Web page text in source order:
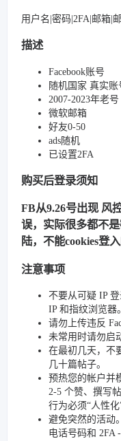
用户名|密码|2FA|邮箱|
描述
Facebook账号
随机国家 真实账
2007-2023年老号
微软邮箱
好友0-50
ads随机
已设置2FA
购买后登录须知
FB从9.26号出现 风
误，实际很多都不
陆，不能cookies登
注意事项
不要从可疑 IP
IP 和指纹浏览器。
请勿上传违反
未常用时请勿启
在最初几天，不
几十篇帖子。
预热您的帐户并
2-5 个赞、撰写
行为必须“人性化
避免突然的活动
电话号码和 2FA